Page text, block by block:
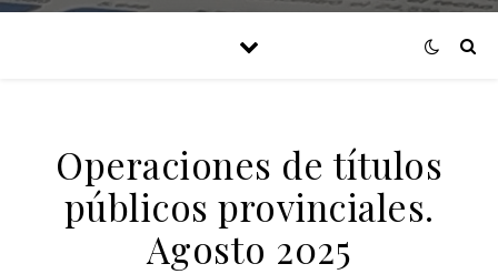
Operaciones de títulos
públicos provinciales.
Agosto 2025